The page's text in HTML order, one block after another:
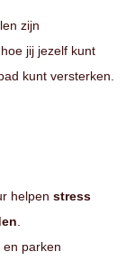
zijn
jij jezelf kunt
kunt versterken.
helpen stress
en parken